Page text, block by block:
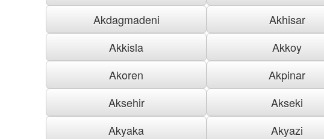
Akdagmadeni
Akhisar
Akkisla
Akkoy
Akoren
Akpinar
Aksehir
Akseki
Akyaka
Akyazi